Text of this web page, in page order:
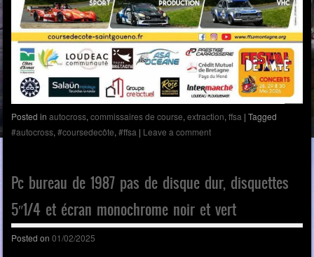
Posted in autocross, commissaires de course, extraction, ffsa | Tagged
#autocross, #coursedecôte, #ffsa | Leave a comment
Pc bureau de 1987 pas de disque dur, disquettes
5″1/4 et écran monochrome noir et vert
Posted on 01/02/2025